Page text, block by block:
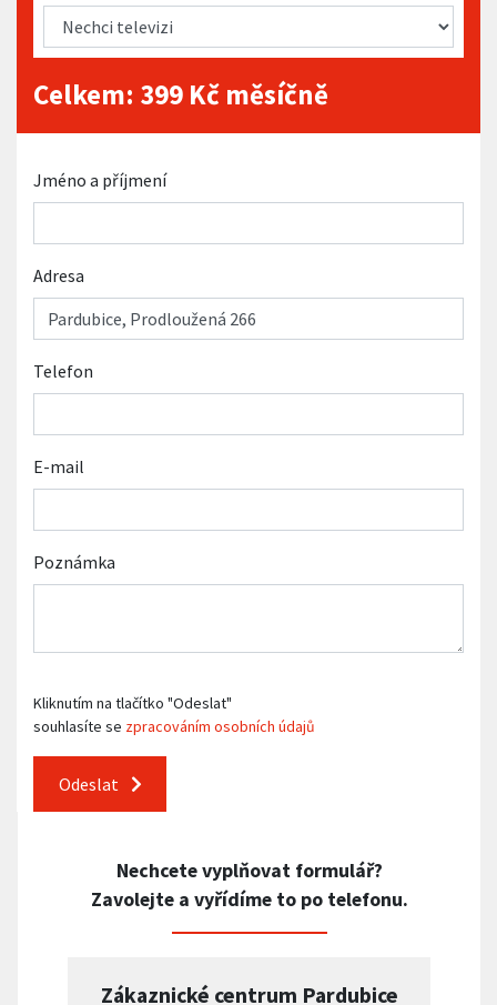
Celkem: 399 Kč měsíčně
Jméno a příjmení
Adresa
Telefon
E-mail
Poznámka
Kliknutím na tlačítko "Odeslat"
souhlasíte se zpracováním osobních údajů
Odeslat
Nechcete vyplňovat formulář?
Zavolejte a vyřídíme to po telefonu.
Zákaznické centrum Pardubice